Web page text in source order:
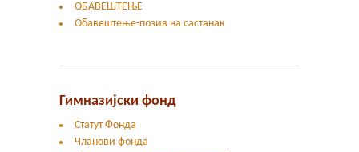
ОБАВЕШТЕЊЕ
Обавештење-позив на састанак
Гимназијски фонд
Статут Фонда
Чланови фонда